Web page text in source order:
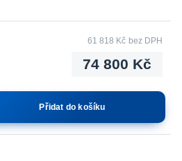
74 800 Kč
61 818 Kč bez DPH
Přidat do košíku